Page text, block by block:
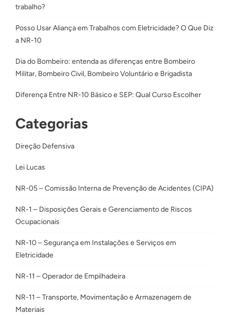
trabalho?
Posso Usar Aliança em Trabalhos com Eletricidade? O Que Diz
a NR-10
Dia do Bombeiro: entenda as diferenças entre Bombeiro
Militar, Bombeiro Civil, Bombeiro Voluntário e Brigadista
Diferença Entre NR-10 Básico e SEP: Qual Curso Escolher
Categorias
Direção Defensiva
Lei Lucas
NR-05 – Comissão Interna de Prevenção de Acidentes (CIPA)
NR-1 – Disposições Gerais e Gerenciamento de Riscos
Ocupacionais
NR-10 – Segurança em Instalações e Serviços em
Eletricidade
NR-11 – Operador de Empilhadeira
NR-11 – Transporte, Movimentação e Armazenagem de
Materiais